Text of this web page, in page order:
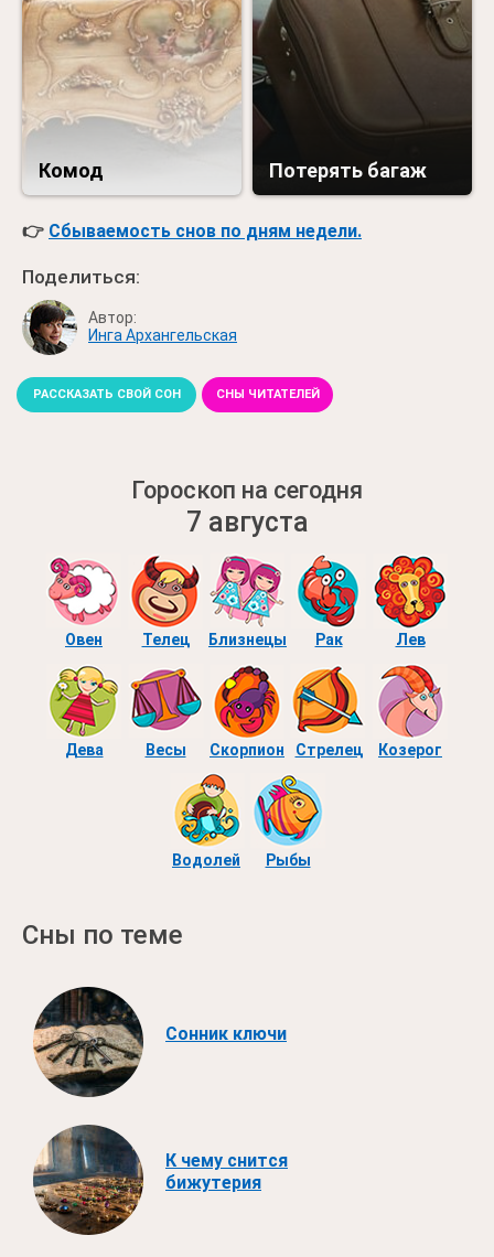
Комод Потерять багаж
👉 Сбываемость снов по дням недели.
Поделиться:
Автор:
Инга Архангельская
РАССКАЗАТЬ СВОЙ СОН СНЫ ЧИТАТЕЛЕЙ
Гороскоп на сегодня
7 августа
Овен Телец Близнецы Рак Лев
Дева Весы Скорпион Стрелец Козерог
Водолей Рыбы
Сны по теме
Сонник ключи
К чему снится
бижутерия